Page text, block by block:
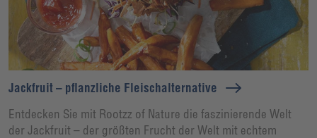
Jackfruit – pflanzliche Fleischalternative
Entdecken Sie mit Rootzz of Nature die faszinierende Welt
der Jackfruit – der größten Frucht der Welt mit echtem